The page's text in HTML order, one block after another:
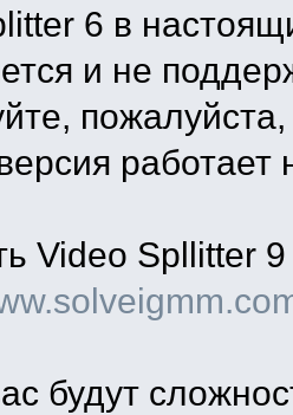
6 в
и не
работает
Video Spllitter
будут